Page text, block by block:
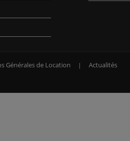
Générales de Location Actualités